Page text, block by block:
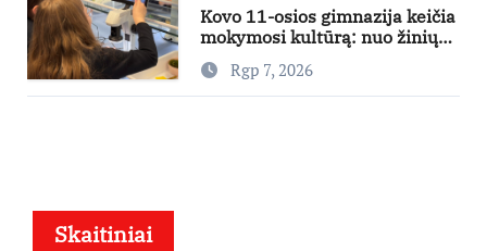
Kovo 11-osios gimnazija keičia
mokymosi kultūrą: nuo žinių
kaupimo – prie jų supratimo ir
taikymo
Rgp 7, 2026
Skaitiniai